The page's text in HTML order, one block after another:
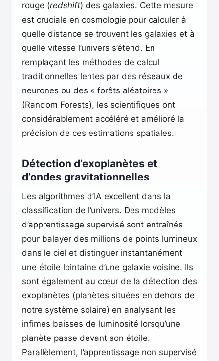
rouge (redshift) des galaxies. Cette mesure
est cruciale en cosmologie pour calculer à
quelle distance se trouvent les galaxies et à
quelle vitesse l’univers s’étend. En
remplaçant les méthodes de calcul
traditionnelles lentes par des réseaux de
neurones ou des « forêts aléatoires »
(Random Forests), les scientifiques ont
considérablement accéléré et amélioré la
précision de ces estimations spatiales.
Détection d’exoplanètes et
d’ondes gravitationnelles
Les algorithmes d’IA excellent dans la
classification de l’univers. Des modèles
d’apprentissage supervisé sont entraînés
pour balayer des millions de points lumineux
dans le ciel et distinguer instantanément
une étoile lointaine d’une galaxie voisine. Ils
sont également au cœur de la détection des
exoplanètes (planètes situées en dehors de
notre système solaire) en analysant les
infimes baisses de luminosité lorsqu’une
planète passe devant son étoile.
Parallèlement, l’apprentissage non supervisé